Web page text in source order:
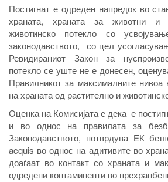
Постигнат е одреден напредок во
храната, храната за животни и
животинско потекло со
законодавството, со цел
Ревидираниот Закон за
потекло се уште не е донесен,
Правилникот за максималните
на храната од растително и
Оценка на Комисијата е дека е
и во однос на правилата за
Законодавството, потврдува ЕК
acquis во однос на адитивите во
доаѓаат во контакт со храната и
одредени контаминенти во